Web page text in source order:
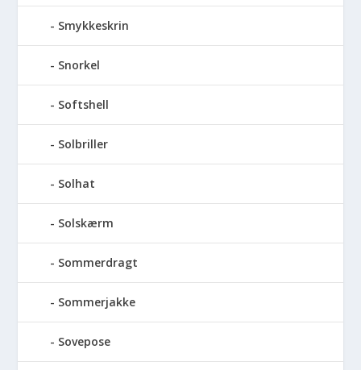
Smykkeskrin
Snorkel
Softshell
Solbriller
Solhat
Solskærm
Sommerdragt
Sommerjakke
Sovepose